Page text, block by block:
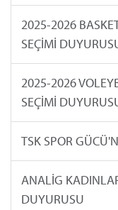
2025-2026
SEÇİMİ
2025-2026
SEÇİMİ
TSK SPOR
ANALİG
DUYURUSU